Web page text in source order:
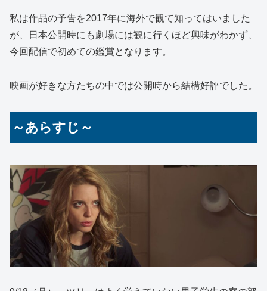
私は作品の予告を2017年に海外で観て知ってはいました
が、日本公開時にも劇場には観に行くほど興味がわかず、
今回配信で初めての鑑賞となります。
映画が好きな方たちの中では公開時から結構好評でした。
～あらすじ～